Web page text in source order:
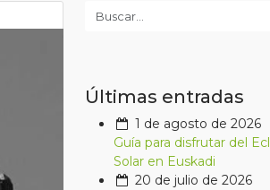
Últimas entradas
1 de agosto de 2026
Guía para disfrutar del
Solar en Euskadi
20 de julio de 2026